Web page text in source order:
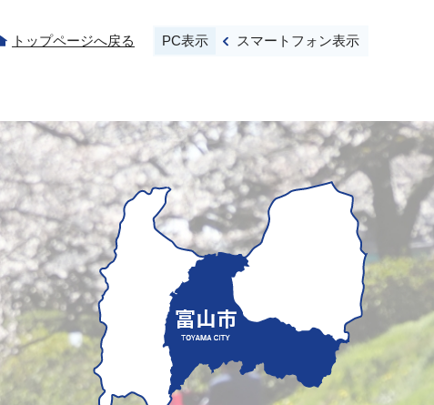
トップページへ戻る PC表示 スマートフォン表示